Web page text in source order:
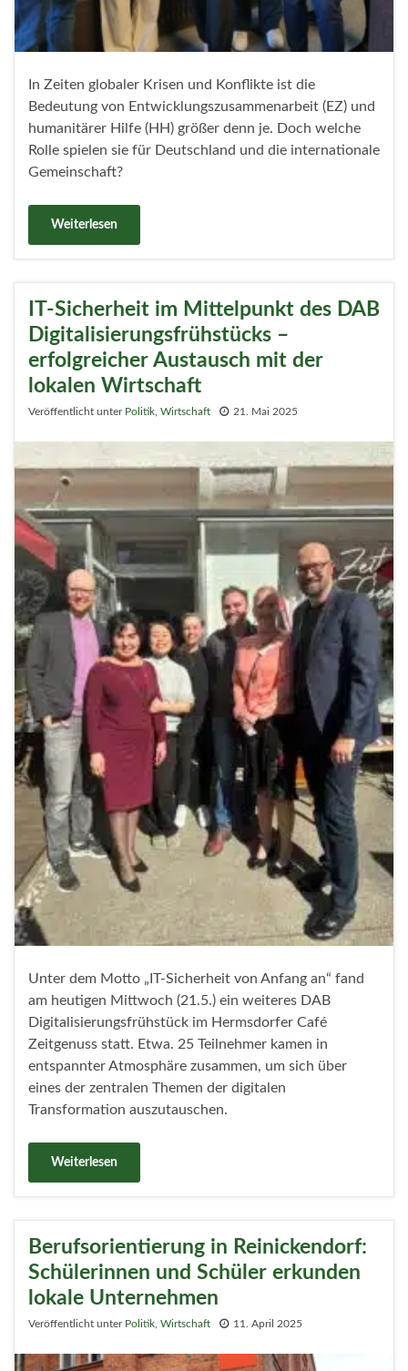
In Zeiten globaler Krisen und Konflikte ist die
Bedeutung von Entwicklungszusammenarbeit (EZ) und
humanitärer Hilfe (HH) größer denn je. Doch welche
Rolle spielen sie für Deutschland und die internationale
Gemeinschaft?
Weiterlesen
IT-Sicherheit im Mittelpunkt des DAB
Digitalisierungsfrühstücks –
erfolgreicher Austausch mit der
lokalen Wirtschaft
Veröffentlicht unter Politik Wirtschaft 21. Mai 2025
Unter dem Motto „IT-Sicherheit von Anfang an“ fand
am heutigen Mittwoch (21.5.) ein weiteres DAB
Digitalisierungsfrühstück im Hermsdorfer Café
Zeitgenuss statt. Etwa. 25 Teilnehmer kamen in
entspannter Atmosphäre zusammen, um sich über
eines der zentralen Themen der digitalen
Transformation auszutauschen.
Weiterlesen
Berufsorientierung in Reinickendorf:
Schülerinnen und Schüler erkunden
lokale Unternehmen
Veröffentlicht unter Politik Wirtschaft 11. April 2025